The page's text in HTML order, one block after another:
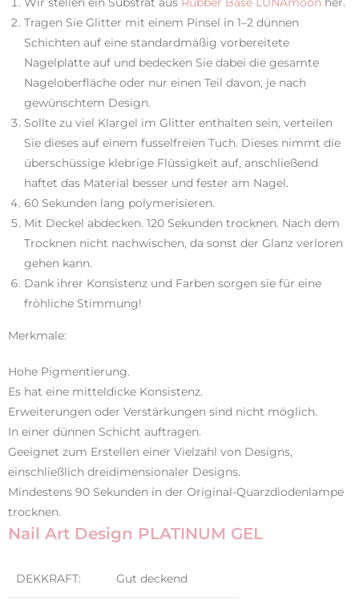
Tragen Sie Glitter mit einem Pinsel in 1–2 dünnen
Schichten auf eine standardmäßig vorbereitete
Nagelplatte auf und bedecken Sie dabei die gesamte
Nageloberfläche oder nur einen Teil davon, je nach
gewünschtem Design.
Sollte zu viel Klargel im Glitter enthalten sein, verteilen
Sie dieses auf einem fusselfreien Tuch. Dieses nimmt die
überschüssige klebrige Flüssigkeit auf, anschließend
haftet das Material besser und fester am Nagel.
60 Sekunden lang polymerisieren.
Mit Deckel abdecken. 120 Sekunden trocknen. Nach dem
Trocknen nicht nachwischen, da sonst der Glanz verloren
gehen kann.
Dank ihrer Konsistenz und Farben sorgen sie für eine
fröhliche Stimmung!
Merkmale:
Hohe Pigmentierung.
Es hat eine mitteldicke Konsistenz.
Erweiterungen oder Verstärkungen sind nicht möglich.
In einer dünnen Schicht auftragen.
Geeignet zum Erstellen einer Vielzahl von Designs,
einschließlich dreidimensionaler Designs.
Mindestens 90 Sekunden in der Original-Quarzdiodenlampe
trocknen.
Nail Art Design PLATINUM GEL
DEKKRAFT: Gut deckend